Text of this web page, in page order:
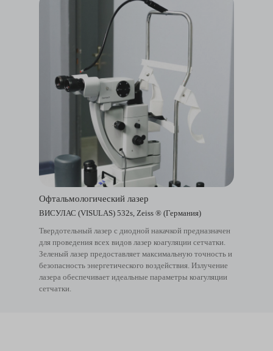
Офтальмологический лазер
ВИСУЛАС (VISULAS) 532s, Zeiss ® (Германия)
Твердотельный лазер с диодной накачкой предназначен
для проведения всех видов лазер коагуляции сетчатки.
Зеленый лазер предоставляет максимальную точность и
безопасность энергетического воздействия. Излучение
лазера обеспечивает идеальные параметры коагуляции
сетчатки.